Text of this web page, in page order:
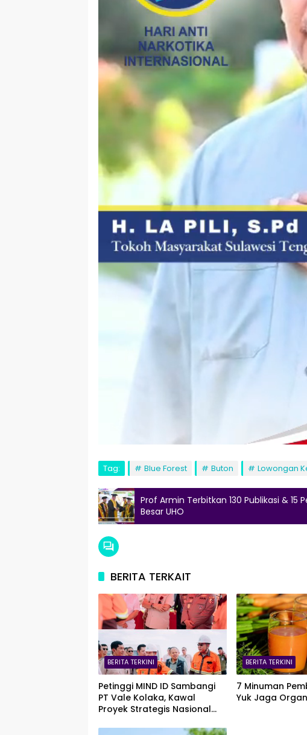
Tag: Blue Forest Buton Lowongan
Prof Armin Terbitkan 130 Publikasi &
Besar UHO
BERITA TERKAIT
BERITA TERKINI
Petinggi MIND ID Sambangi
PT Vale Kolaka, Kawal
Proyek Strategis Nasional
BERITA TERKINI
7 Minuman
Yuk Jaga